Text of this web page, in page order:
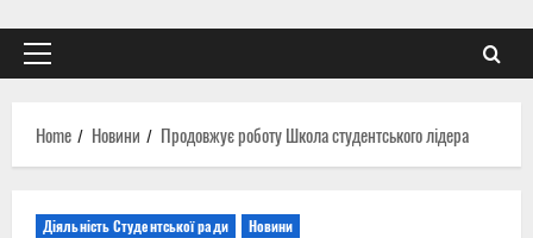
Primary
Home
Новини Продовжує роботу Школа студентського лідера
Діяльність Студентської ради Новини